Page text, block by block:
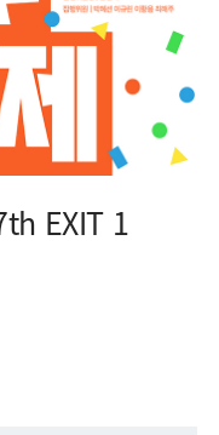
EXIT 1